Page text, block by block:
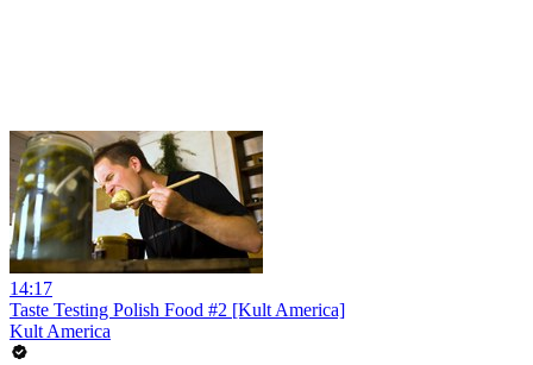
14:17
Taste Testing Polish Food #2 [Kult America]
Kult America